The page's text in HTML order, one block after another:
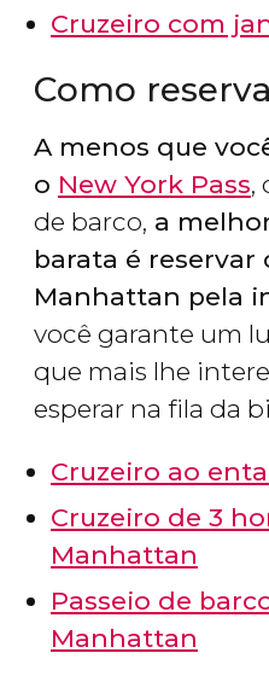
Cruzeiro com
Como
A menos que
o New York Pass,
de barco, a
barata é reservar
Manhattan pela
você garante um
que mais lhe
esperar na fila da
Cruzeiro ao
Cruzeiro de 3
Manhattan
Passeio de
Manhattan